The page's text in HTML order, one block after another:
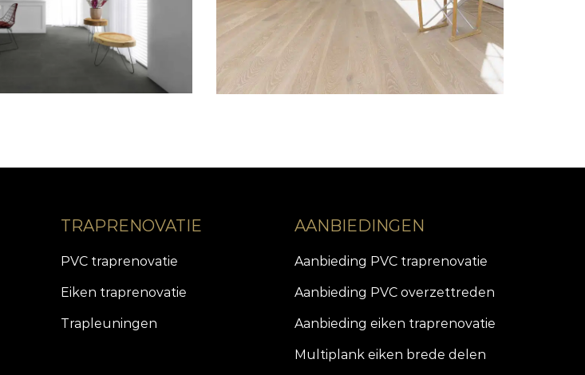
TRAPRENOVATIE
PVC traprenovatie
Eiken traprenovatie
Trapleuningen
AANBIEDINGEN
Aanbieding PVC traprenovatie
Aanbieding PVC overzettreden
Aanbieding eiken traprenovatie
Multiplank eiken brede delen